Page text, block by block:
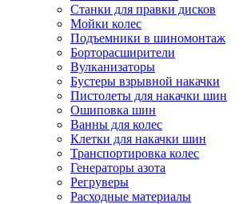
Станки для правки дисков
Мойки колес
Подъемники в шиномонтаж
Борторасширители
Вулканизаторы
Бустеры взрывной накачки
Пистолеты для накачки шин
Ошиповка шин
Ванны для колес
Клетки для накачки шин
Транспортировка колес
Генераторы азота
Регруверы
Расходные материалы